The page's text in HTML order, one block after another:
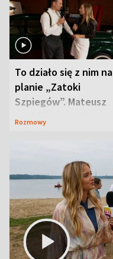
To działo się z nim na
planie „Zatoki
Szpiegów”. Mateusz
Janicki odsłonił
Rozmowy